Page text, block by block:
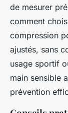
de mesurer
comment
compression
ajustés, sans
usage sportif
main sensible
prévention